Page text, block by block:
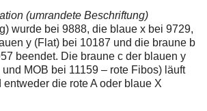
(umrandete Beschriftung)
wurde bei 9888, die blaue x bei 9729,
y (Flat) bei 10187 und die braune b
beendet. Die braune c der blauen y
MOB bei 11159 – rote Fibos) läuft
die rote A oder blaue X